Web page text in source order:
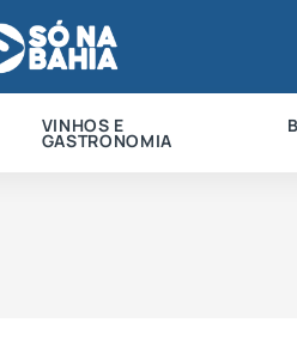
VINHOS E
GASTRONOMIA